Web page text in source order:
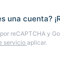
una cuenta?
reCAPTCHA y
servicioaplicar.